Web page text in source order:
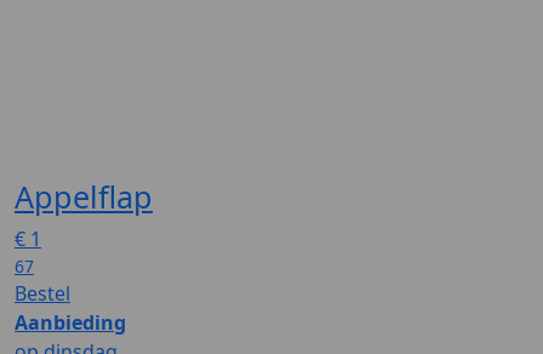
Appelflap
€ 1
67
Bestel
Aanbieding